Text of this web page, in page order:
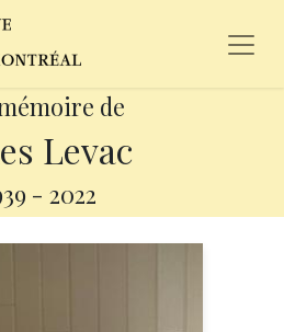
de
Levac
- 2022